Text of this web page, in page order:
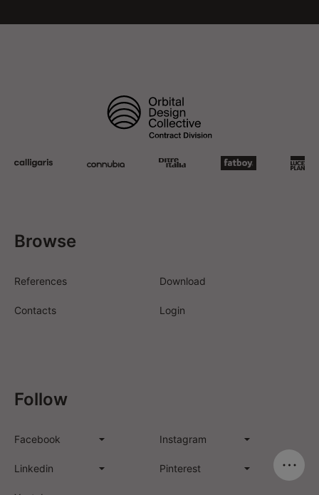
Browse
References Download
Contacts Login
Follow
Facebook Instagram
Linkedin Pinterest